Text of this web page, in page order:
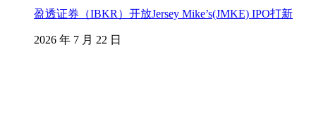
盈透证券（IBKR）开放Jersey Mike’s(JMKE) IPO打新
2026 年 7 月 22 日